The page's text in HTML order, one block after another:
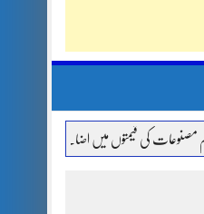
کی قیمتوں میں اضافے اور مہنگائی کے